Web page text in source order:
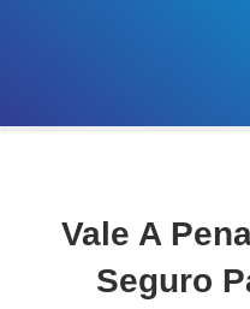
Vale A
Seguro